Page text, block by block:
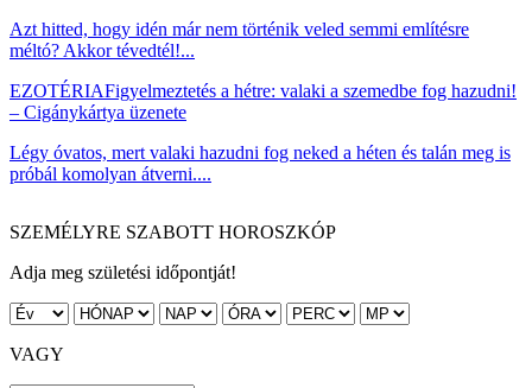
Azt hitted, hogy idén már nem történik veled semmi említésre
méltó? Akkor tévedtél!...
EZOTÉRIAFigyelmeztetés a hétre: valaki a szemedbe fog hazudni!
– Cigánykártya üzenete
Légy óvatos, mert valaki hazudni fog neked a héten és talán meg is
próbál komolyan átverni....
SZEMÉLYRE SZABOTT HOROSZKÓP
Adja meg születési időpontját!
VAGY